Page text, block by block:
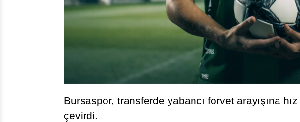
Bursaspor, transferde yabancı forvet arayışına
çevirdi.